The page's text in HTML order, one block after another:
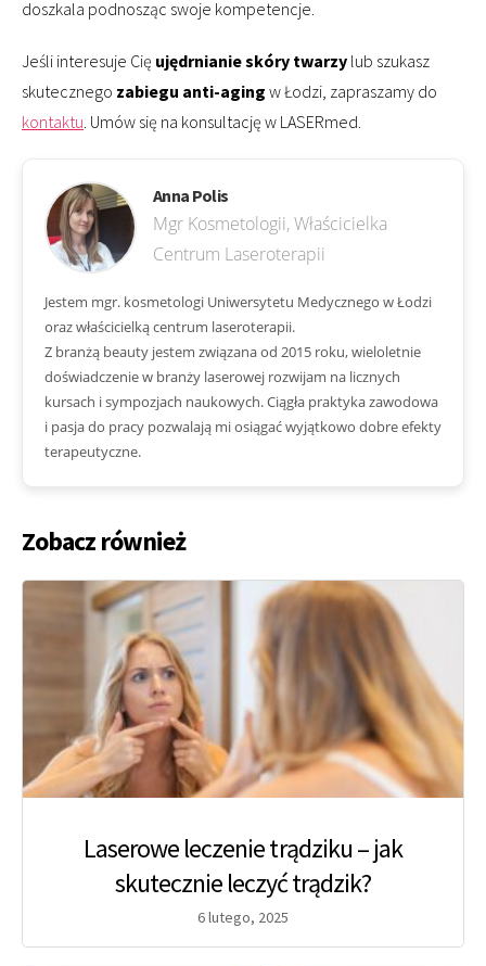
doszkala podnosząc swoje kompetencje.
Jeśli interesuje Cię ujędrnianie skóry twarzy lub szukasz
skutecznego zabiegu anti-aging w Łodzi, zapraszamy do
kontaktu . Umów się na konsultację w LASERmed.
Anna Polis
Mgr Kosmetologii, Właścicielka
Centrum Laseroterapii
Jestem mgr. kosmetologi Uniwersytetu Medycznego w Łodzi
oraz właścicielką centrum laseroterapii.
Z branżą beauty jestem związana od 2015 roku, wieloletnie
doświadczenie w branży laserowej rozwijam na licznych
kursach i sympozjach naukowych. Ciągła praktyka zawodowa
i pasja do pracy pozwalają mi osiągać wyjątkowo dobre efekty
terapeutyczne.
Zobacz również
Laserowe leczenie trądziku – jak
skutecznie leczyć trądzik?
6 lutego, 2025